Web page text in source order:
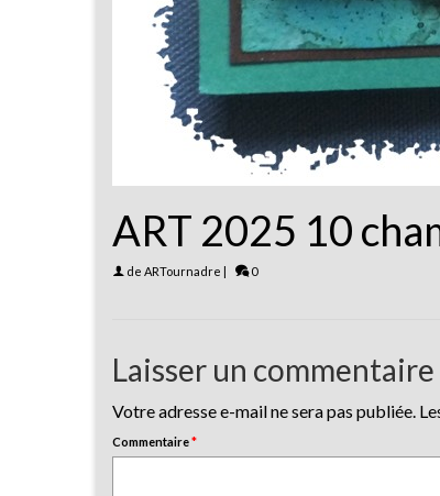
ART 2025 10
de ARTournadre | 0
Laisser un commentaire
Votre adresse e-mail ne sera pas publiée.
Commentaire*